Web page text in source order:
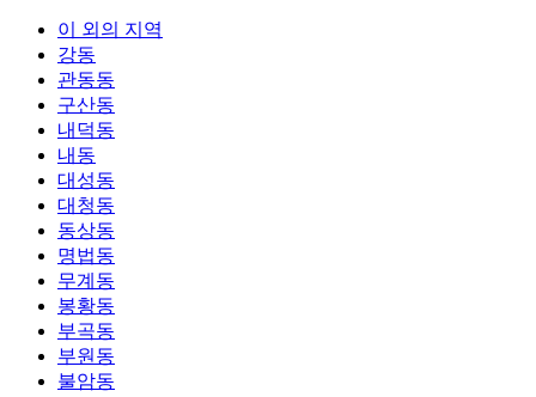
이 외의 지역
강동
관동동
구산동
내덕동
내동
대성동
대청동
동상동
명법동
무계동
봉황동
부곡동
부원동
불암동